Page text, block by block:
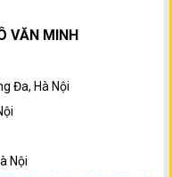
VĂN MINH
Đa, Hà Nội
Nội